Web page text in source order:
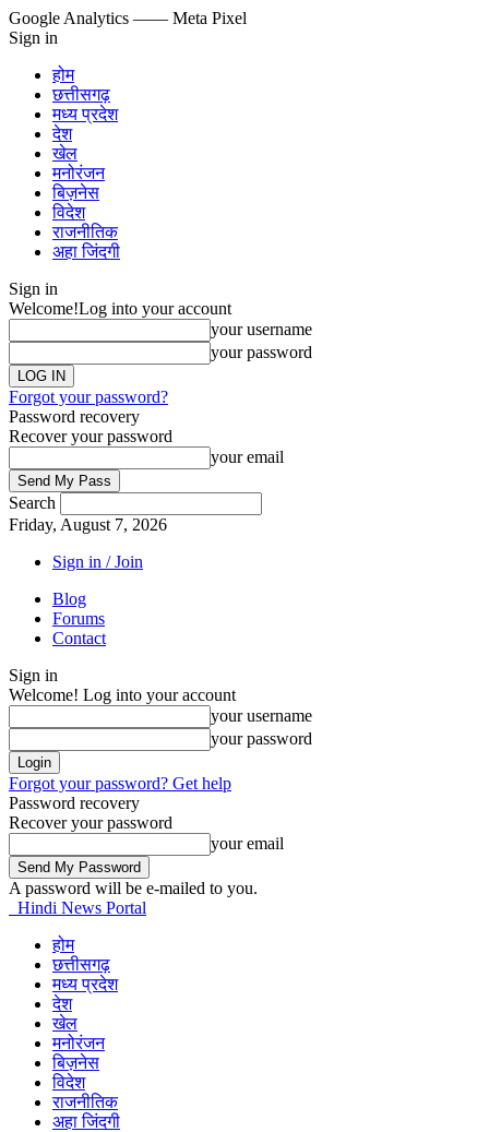
Google Analytics —— Meta Pixel
Sign in
होम
छत्तीसगढ़
मध्य प्रदेश
देश
खेल
मनोरंजन
बिज़नेस
विदेश
राजनीतिक
अहा जिंदगी
Sign in
Welcome!Log into your account
your username
your password
Forgot your password?
Password recovery
Recover your password
your email
Search
Friday, August 7, 2026
Sign in / Join
Blog
Forums
Contact
Sign in
Welcome! Log into your account
your username
your password
Forgot your password? Get help
Password recovery
Recover your password
your email
A password will be e-mailed to you.
Hindi News Portal
होम
छत्तीसगढ़
मध्य प्रदेश
देश
खेल
मनोरंजन
बिज़नेस
विदेश
राजनीतिक
अहा जिंदगी